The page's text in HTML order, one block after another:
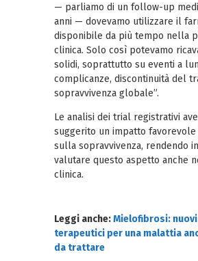
— parliamo di un follow-up
anni — dovevamo utilizzare il
disponibile da più tempo nella
clinica. Solo così potevamo
solidi, soprattutto su eventi a
complicanze, discontinuità del
sopravvivenza globale”.
Le analisi dei trial registrativi
suggerito un impatto
sulla sopravvivenza, rendendo
valutare questo aspetto anche
clinica.
Leggi anche:Mielofibrosi:
terapeutici per una malattia
da trattare